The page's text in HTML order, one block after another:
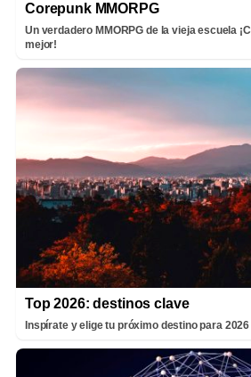
Corepunk MMORPG
Un verdadero MMORPG de la vieja escuela
mejor!
Top 2026: destinos clave
Inspírate y elige tu próximo destino para 2026